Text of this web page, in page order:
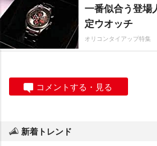
一番似合う登
定ウオッチ
オリコンタイアップ特集
コメントする・見る
新着トレンド